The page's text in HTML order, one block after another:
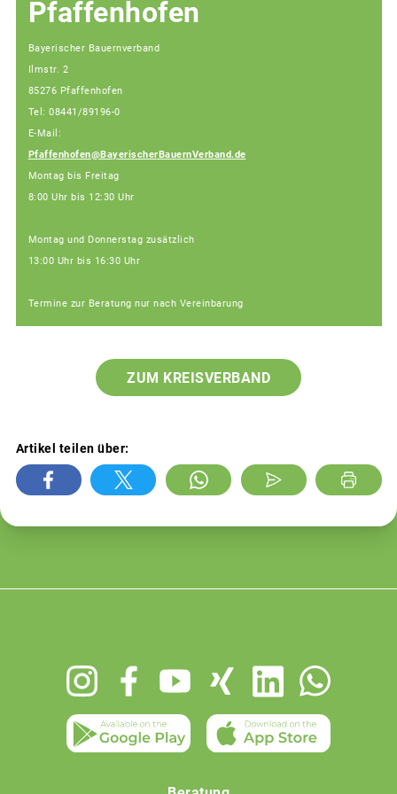
Pfaffenhofen
Bayerischer Bauernverband
Ilmstr. 2
85276 Pfaffenhofen
Tel: 08441/89196-0
E-Mail:
Pfaffenhofen@BayerischerBauernVerband.de
Montag bis Freitag
8:00 Uhr bis 12:30 Uhr
Montag und Donnerstag zusätzlich
13:00 Uhr bis 16:30 Uhr
Termine zur Beratung nur nach Vereinbarung
ZUM KREISVERBAND
Artikel teilen über: